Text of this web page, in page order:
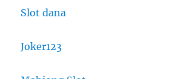
Slot dana
Joker123